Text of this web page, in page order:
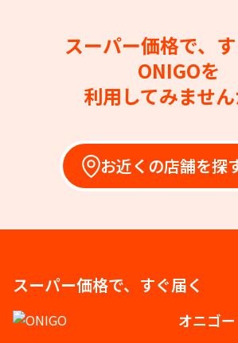
スーパー価格で、
ONIGOを
利用してみません
お近くの店舗を探
スーパー価格で、すぐ届く
オニゴー